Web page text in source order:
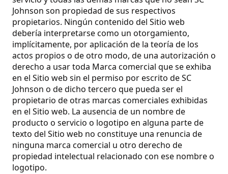
Johnson son propiedad de sus respectivos
propietarios. Ningún contenido del Sitio web
debería interpretarse como un otorgamiento,
implícitamente, por aplicación de la teoría de los
actos propios o de otro modo, de una autorización o
derecho a usar toda Marca comercial que se exhiba
en el Sitio web sin el permiso por escrito de SC
Johnson o de dicho tercero que pueda ser el
propietario de otras marcas comerciales exhibidas
en el Sitio web. La ausencia de un nombre de
producto o servicio o logotipo en alguna parte de
texto del Sitio web no constituye una renuncia de
ninguna marca comercial u otro derecho de
propiedad intelectual relacionado con ese nombre o
logotipo.